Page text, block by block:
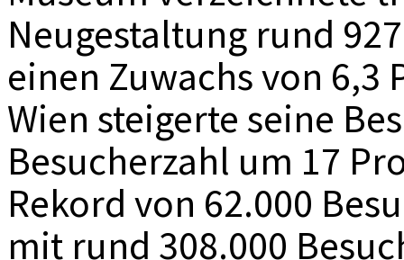
Neugestaltung rund
einen Zuwachs von 6,3
Wien steigerte seine
Besucherzahl um 17
Rekord von 62.000
mit rund 308.000